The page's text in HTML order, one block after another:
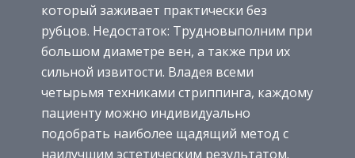
который заживает практически без
рубцов. Недостаток: Трудновыполним при
большом диаметре вен, а также при их
сильной извитости. Владея всеми
четырьмя техниками стриппинга, каждому
пациенту можно индивидуально
подобрать наиболее щадящий метод с
наилучшим эстетическим результатом.